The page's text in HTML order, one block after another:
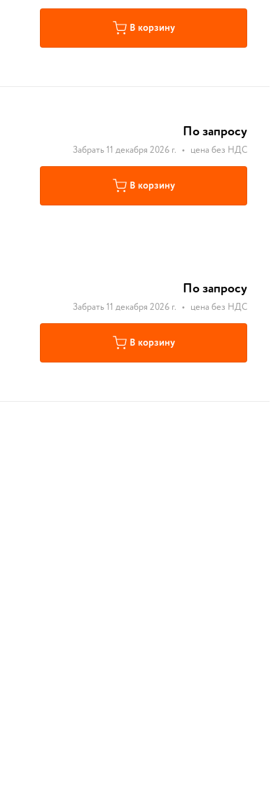
В корзину
По запросу
Забрать 11 декабря 2026 г. • цена без НДС
В корзину
По запросу
Забрать 11 декабря 2026 г. • цена без НДС
В корзину